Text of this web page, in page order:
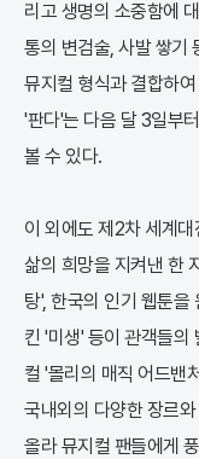
리고 생명의 소중함에
통의 변검술, 사발 쌓기
뮤지컬 형식과 결합하
'판다'는 다음 달 3일부
볼 수 있다.
이 외에도 제2차 세계
삶의 희망을 지켜낸 한
탕', 한국의 인기 웹툰을
킨 '미생' 등이 관객들의
컬 '몰리의 매직 어드밴
국내외의 다양한 장르
올라 뮤지컬 팬들에게